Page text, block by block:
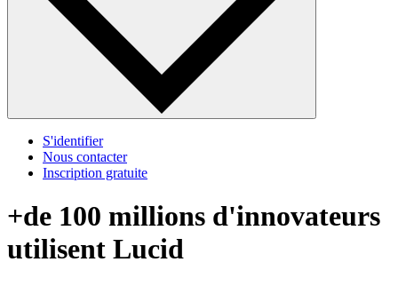
S'identifier
Nous contacter
Inscription gratuite
+de 100 millions d'innovateurs
utilisent Lucid